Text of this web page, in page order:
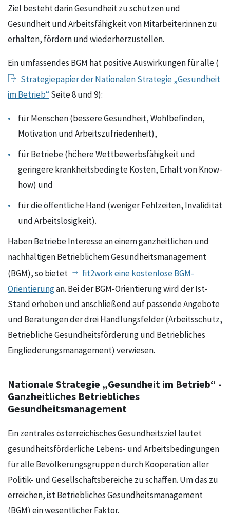
Ziel besteht darin Gesundheit zu schützen und
Gesundheit und Arbeitsfähigkeit von Mitarbeiter:innen zu
erhalten, fördern und wiederherzustellen.
Ein umfassendes BGM hat positive Auswirkungen für alle (
Strategiepapier der Nationalen Strategie „Gesundheit
im Betrieb“Seite 8 und 9):
für Menschen (bessere Gesundheit, Wohlbefinden,
Motivation und Arbeitszufriedenheit),
für Betriebe (höhere Wettbewerbsfähigkeit und
geringere krankheitsbedingte Kosten, Erhalt von Know-
how) und
für die öffentliche Hand (weniger Fehlzeiten, Invalidität
und Arbeitslosigkeit).
Haben Betriebe Interesse an einem ganzheitlichen und
nachhaltigen Betrieblichem Gesundheitsmanagement
(BGM), so bietet
fit2work eine kostenlose BGM-
Orientierungan. Bei der BGM-Orientierung wird der Ist-
Stand erhoben und anschließend auf passende Angebote
und Beratungen der drei Handlungsfelder (Arbeitsschutz,
Betriebliche Gesundheitsförderung und Betriebliches
Eingliederungsmanagement) verwiesen.
Nationale Strategie „Gesundheit im Betrieb“ -
Ganzheitliches Betriebliches
Gesundheitsmanagement
Ein zentrales österreichisches Gesundheitsziel lautet
gesundheitsförderliche Lebens- und Arbeitsbedingungen
für alle Bevölkerungsgruppen durch Kooperation aller
Politik- und Gesellschaftsbereiche zu schaffen. Um das zu
erreichen, ist Betriebliches Gesundheitsmanagement